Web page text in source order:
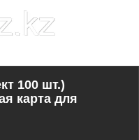
100 шт.)
карта для